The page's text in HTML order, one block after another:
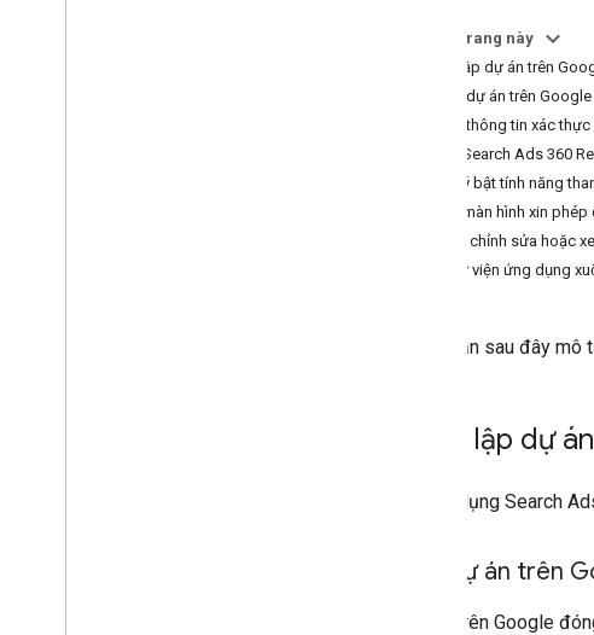
Trên trang này
Thiết lập dự án trên
Tạo dự án trên Google
Tạo thông tin xác
Bật Search Ads 360
Tuỳ ý bật tính năng
Bật màn hình xin
Tạo, chỉnh sửa hoặc
Tải thư viện ứng dụng
Các phần sau đây
Thiết lập dự
Để sử dụng Search
Tạo dự án trên
Dự án trên Google